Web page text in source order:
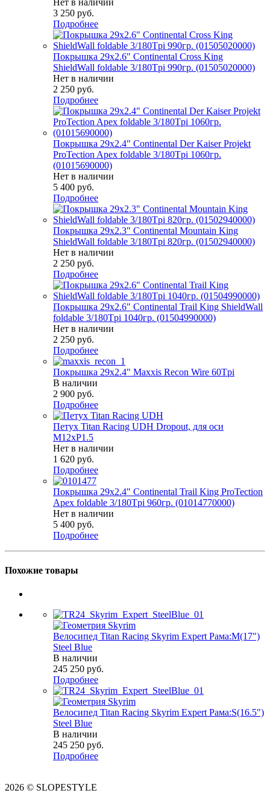
Нет в наличии
3 250 руб.
Подробнее
Покрышка 29x2.6" Continental Cross King
ShieldWall foldable 3/180Tpi 990гр. (01505020000)
Нет в наличии
2 250 руб.
Подробнее
Покрышка 29x2.4" Continental Der Kaiser Projekt
ProTection Apex foldable 3/180Tpi 1060гр.
(01015690000)
Нет в наличии
5 400 руб.
Подробнее
Покрышка 29x2.3" Continental Mountain King
ShieldWall foldable 3/180Tpi 820гр. (01502940000)
Нет в наличии
2 250 руб.
Подробнее
Покрышка 29x2.6" Continental Trail King ShieldWall
foldable 3/180Tpi 1040гр. (01504990000)
Нет в наличии
2 250 руб.
Подробнее
Покрышка 29x2.4" Maxxis Recon Wire 60Tpi
В наличии
2 900 руб.
Подробнее
Петух Titan Racing UDH Dropout, для оси
М12хP1.5
Нет в наличии
1 620 руб.
Подробнее
Покрышка 29x2.4" Continental Trail King ProTection
Apex foldable 3/180Tpi 960гр. (01014770000)
Нет в наличии
5 400 руб.
Подробнее
Похожие товары
Велосипед Titan Racing Skyrim Expert Рама:M(17")
Steel Blue
В наличии
245 250 руб.
Подробнее
Велосипед Titan Racing Skyrim Expert Рама:S(16.5")
Steel Blue
В наличии
245 250 руб.
Подробнее
2026 © SLOPESTYLE